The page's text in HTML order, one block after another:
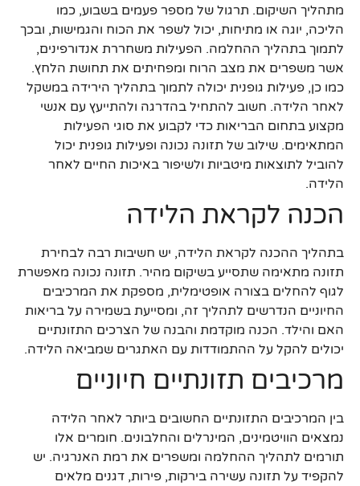
מתהליך השיקום. תרגול של מספר פעמים בשבוע, כמו
הליכה, יוגה או מתיחות, יכול לשפר את הכוח והגמישות, ובכך
לתמוך בתהליך ההחלמה. הפעילות משחררת אנדורפינים,
אשר משפרים את מצב הרוח ומפחיתים את תחושת הלחץ.
כמו כן, פעילות גופנית יכולה לתמוך בתהליך הירידה במשקל
לאחר הלידה. חשוב להתחיל בהדרגה ולהתייעץ עם אנשי
מקצוע בתחום הבריאות כדי לקבוע את סוגי הפעילות
המתאימים. שילוב של תזונה נכונה ופעילות גופנית יכול
להוביל לתוצאות מיטביות ולשיפור באיכות החיים לאחר
הלידה.
הכנה לקראת הלידה
בתהליך ההכנה לקראת הלידה, יש חשיבות רבה לבחירת
תזונה מתאימה שתסייע בשיקום מהיר. תזונה נכונה מאפשרת
לגוף להחלים בצורה אופטימלית, מספקת את המרכיבים
החיוניים הנדרשים לתהליך זה, ומסייעת בשמירה על בריאות
האם והילד. הכנה מוקדמת והבנה של הצרכים התזונתיים
יכולים להקל על ההתמודדות עם האתגרים שמביאה הלידה.
מרכיבים תזונתיים חיוניים
בין המרכיבים התזונתיים החשובים ביותר לאחר הלידה
נמצאים הוויטמינים, המינרלים והחלבונים. חומרים אלו
תורמים לתהליך ההחלמה ומשפרים את רמת האנרגיה. יש
להקפיד על תזונה עשירה בירקות, פירות, דגנים מלאים